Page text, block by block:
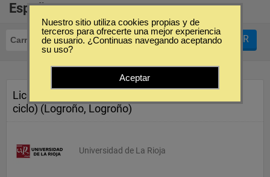
España
Carreras Universitarias Enología FILTRAR
Licenciatura en Enología (2º
ciclo) (Logroño, Logroño)
Universidad de La Rioja
Nuestro sitio utiliza cookies propias y de
terceros para ofrecerte una mejor experiencia
de usuario. ¿Continuas navegando aceptando
su uso?
Aceptar